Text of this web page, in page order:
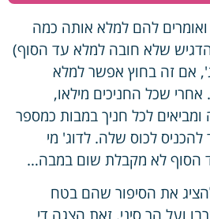
ואומרים להם למלא אותה כמה
שלא חובה למלא עד הסוף)
אם זה בחוץ אפשר למלא
שכל החניכים מילאו,
ומביאים לכל חניך במבות כמספר
לכוס שלה. לדוג' מי
הסוף לא מקבלת שום במבה…
את הסיפור שהם בטח